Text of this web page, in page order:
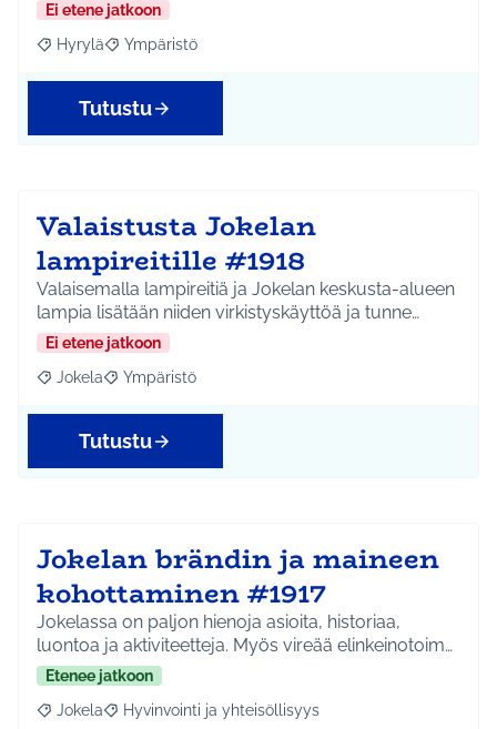
Ei etene jatkoon
Rajaa tulokset aihepiirin mukaan: Hyrylä
Hyrylä Rajaa tulokset teeman mukaan: Ympäristö
Ympäristö
Tutustu
Valaistusta Jokelan
lampireitille #1918
Valaisemalla lampireitiä ja Jokelan keskusta-alueen
lampia lisätään niiden virkistyskäyttöä ja tunne…
Ei etene jatkoon
Rajaa tulokset aihepiirin mukaan: Jokela
Jokela Rajaa tulokset teeman mukaan: Ympäristö
Ympäristö
Tutustu
Jokelan brändin ja maineen
kohottaminen #1917
Jokelassa on paljon hienoja asioita, historiaa,
luontoa ja aktiviteetteja. Myös vireää elinkeinotoim…
Etenee jatkoon
Rajaa tulokset aihepiirin mukaan: Jokela
Jokela Rajaa tulokset teeman mukaan: Hyvinvointi ja
Hyvinvointi ja yhteisöllisyys